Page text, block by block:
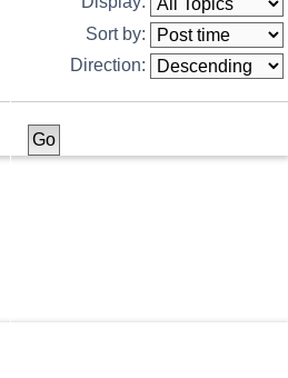
Sort by:
Direction: